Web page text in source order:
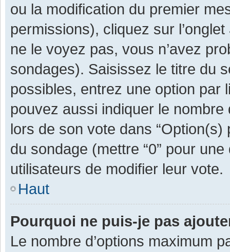
ou la modification du premier
permissions), cliquez sur l’onglet
ne le voyez pas, vous n’avez
sondages). Saisissez le titre du
possibles, entrez une option par
pouvez aussi indiquer le
lors de son vote dans “Option(s)
du sondage (mettre “0” pour
utilisateurs de modifier leur vote.
Haut
Pourquoi ne puis-je pas
Le nombre d’options maximum